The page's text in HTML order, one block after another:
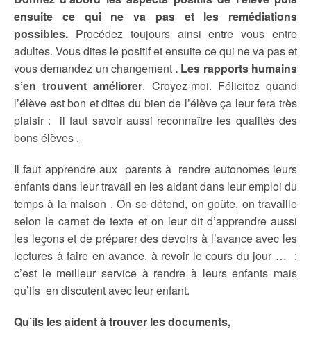
ensuite ce qui ne va pas et les remédiations
possibles. Procédez toujours ainsi entre vous entre
adultes. Vous dites le positif et ensuite ce qui ne va pas et
vous demandez un changement . Les rapports humains
s’en trouvent améliorer. Croyez-moi. Félicitez quand
l’élève est bon et dites du bien de l’élève ça leur fera très
plaisir : il faut savoir aussi reconnaître les qualités des
bons élèves .
Il faut apprendre aux parents à rendre autonomes leurs
enfants dans leur travail en les aidant dans leur emploi du
temps à la maison . On se détend, on goûte, on travaille
selon le carnet de texte et on leur dit d’apprendre aussi
les leçons et de préparer des devoirs à l’avance avec les
lectures à faire en avance, à revoir le cours du jour … :
c’est le meilleur service à rendre à leurs enfants mais
qu’ils en discutent avec leur enfant.
Qu’ils les aident à trouver les documents,